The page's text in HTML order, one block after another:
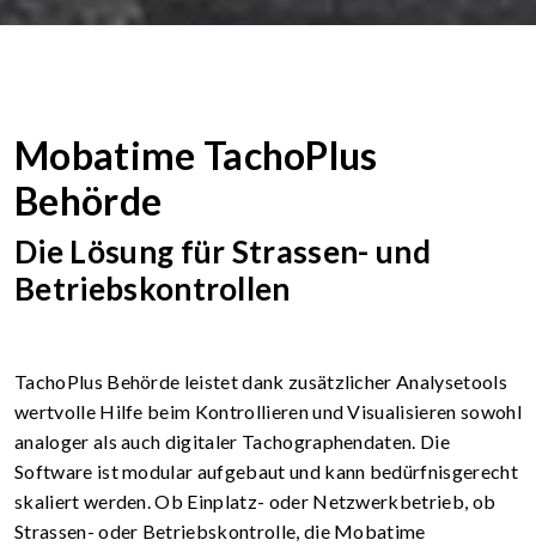
Mobatime TachoPlus
Behörde
Die Lösung für Strassen- und
Betriebskontrollen
TachoPlus Behörde leistet dank zusätzlicher Analysetools
wertvolle Hilfe beim Kontrollieren und Visualisieren sowohl
analoger als auch digitaler Tachographendaten. Die
Software ist modular aufgebaut und kann bedürfnisgerecht
skaliert werden. Ob Einplatz- oder Netzwerkbetrieb, ob
Strassen- oder Betriebskontrolle, die Mobatime